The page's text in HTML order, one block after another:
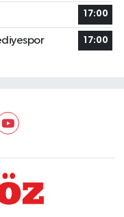
17:00
17:00